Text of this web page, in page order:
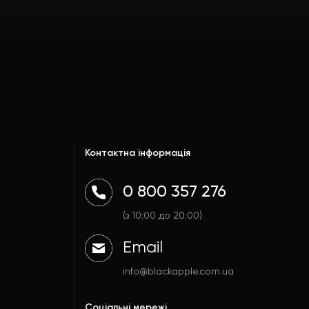
Контактна інформація
0 800 357 276
(з 10:00 до 20:00)
Email
info@blackapple.com.ua